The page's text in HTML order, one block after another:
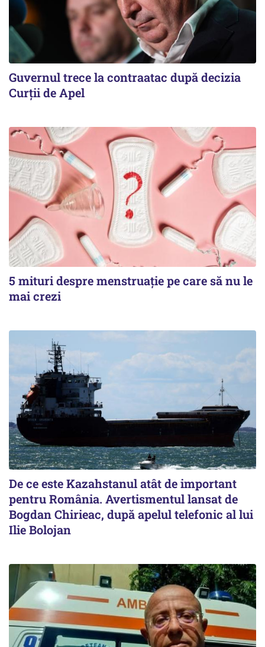
Guvernul trece la contraatac după decizia
Curții de Apel
5 mituri despre menstruație pe care să nu le
mai crezi
De ce este Kazahstanul atât de important
pentru România. Avertismentul lansat de
Bogdan Chirieac, după apelul telefonic al lui
Ilie Bolojan